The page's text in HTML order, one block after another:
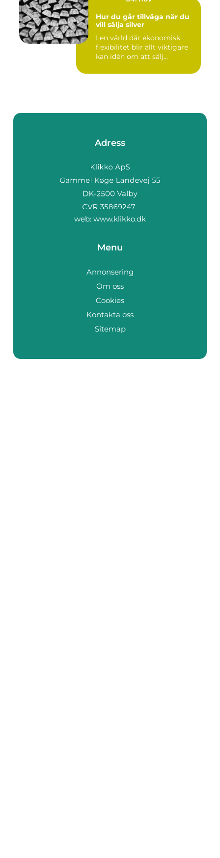
Hur du går tillväga när du
vill sälja silver
I en värld där ekonomisk
flexibilitet blir allt viktigare
kan idén om att sälj...
Adress
web: www.klikko.dk
Menu
Annonsering
Om oss
Cookies
Kontakta oss
Sitemap